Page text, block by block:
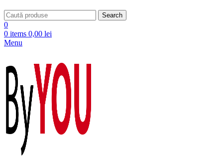
Search
0
0 items 0,00 lei
Menu